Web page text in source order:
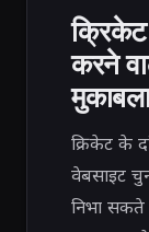
करने
क्रिकेट के
वेबसाइट
निभा सकते